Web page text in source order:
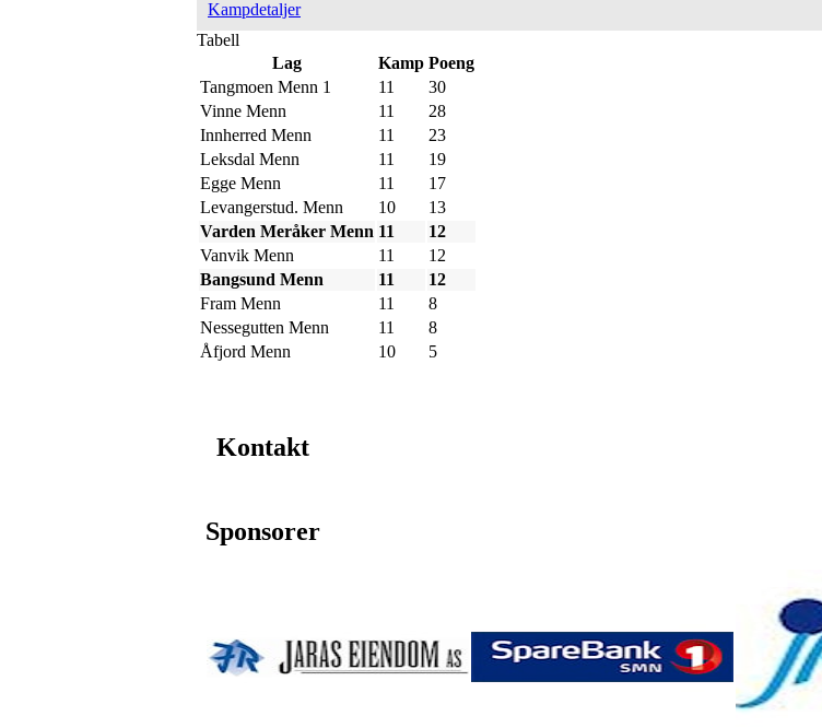
Kampdetaljer
Tabell
Lag
Kamp Poeng
Tangmoen Menn 1
11
30
Vinne Menn
11
28
Innherred Menn
11
23
Leksdal Menn
11
19
Egge Menn
11
17
Levangerstud. Menn
10
13
Varden Meråker Menn 11
12
Vanvik Menn
11
12
Bangsund Menn
11
12
Fram Menn
11
8
Nessegutten Menn
11
8
Åfjord Menn
10 5
Kontakt
Sponsorer